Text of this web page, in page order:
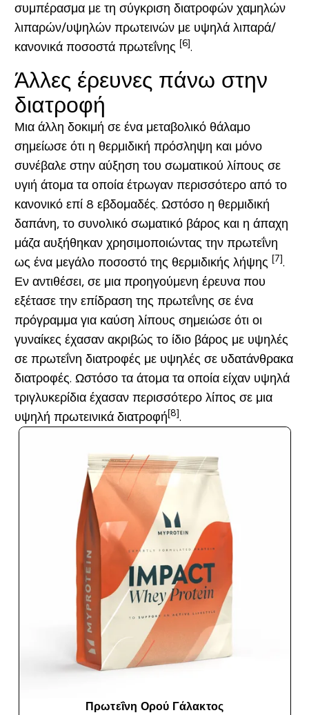
συμπέρασμα με τη σύγκριση διατροφών χαμηλών
λιπαρών/υψηλών πρωτεινών με υψηλά λιπαρά/
κανονικά ποσοστά πρωτεΐνης [6].
Άλλες έρευνες πάνω στην
διατροφή
Μια άλλη δοκιμή σε ένα μεταβολικό θάλαμο
σημείωσε ότι η θερμιδική πρόσληψη και μόνο
συνέβαλε στην αύξηση του σωματικού λίπους σε
υγιή άτομα τα οποία έτρωγαν περισσότερο από το
κανονικό επί 8 εβδομαδές. Ωστόσο η θερμιδική
δαπάνη, το συνολικό σωματικό βάρος και η άπαχη
μάζα αυξήθηκαν χρησιμοποιώντας την πρωτεΐνη
ως ένα μεγάλο ποσοστό της θερμιδικής λήψης [7].
Εν αντιθέσει, σε μια προηγούμενη έρευνα που
εξέτασε την επίδραση της πρωτεΐνης σε ένα
πρόγραμμα για καύση λίπους σημειώσε ότι οι
γυναίκες έχασαν ακριβώς το ίδιο βάρος με υψηλές
σε πρωτεΐνη διατροφές με υψηλές σε υδατάνθρακα
διατροφές. Ωστόσοτα άτομα τα οποία είχαν υψηλά
τριγλυκερίδια έχασαν περισσότερο λίπος σε μια
υψηλή πρωτεινικά διατροφή [8].
Πρωτεΐνη Ορού Γάλακτος